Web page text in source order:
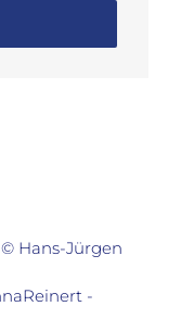
Hans-Jürgen
-